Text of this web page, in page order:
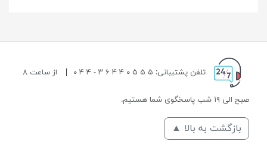
تلفن پشتیبانی: ۵ ۵ ۵ ۰ ۴ ۴ ۶ ۳ - ۴ ۴ ۰ از ساعت ۸
صبح الی ۱۹ شب پاسخگوی شما هستیم.
بازگشت به بالا ▲